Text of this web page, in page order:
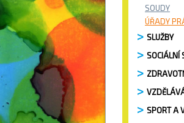
SOUDY
ÚŘADY
SLUŽBY
SOCIÁLNÍ
SPORT A